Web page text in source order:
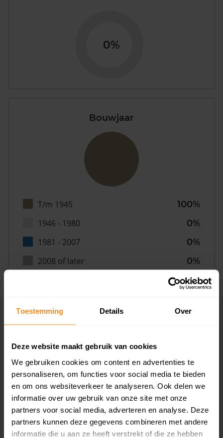
Toestemming Details Over
Deze website maakt gebruik van cookies
We gebruiken cookies om content en advertenties te
personaliseren, om functies voor social media te bieden
en om ons websiteverkeer te analyseren. Ook delen we
informatie over uw gebruik van onze site met onze
partners voor social media, adverteren en analyse. Deze
partners kunnen deze gegevens combineren met andere
informatie die u aan ze heeft verstrekt of die ze hebben
0%
Bouwjaar
T/m 1945
100%
1946 - 1980
0%
1981 - 2007
0%
2008 of later
0%
Type huishoudens